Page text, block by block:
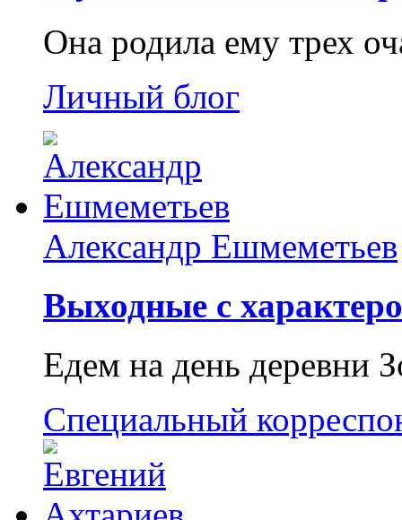
Она родила ему трех
Личный блог
Александр Ешмеметьев
Выходные с
Едем на день деревни
Специальный